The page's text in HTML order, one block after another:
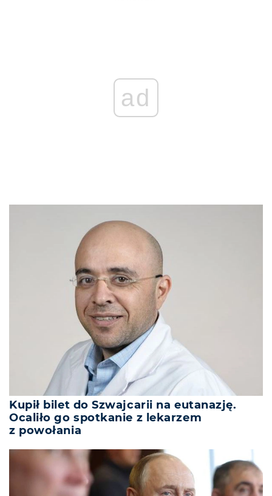
ad
Kupił bilet do Szwajcarii na eutanazję.
Ocaliło go spotkanie z lekarzem
z powołania